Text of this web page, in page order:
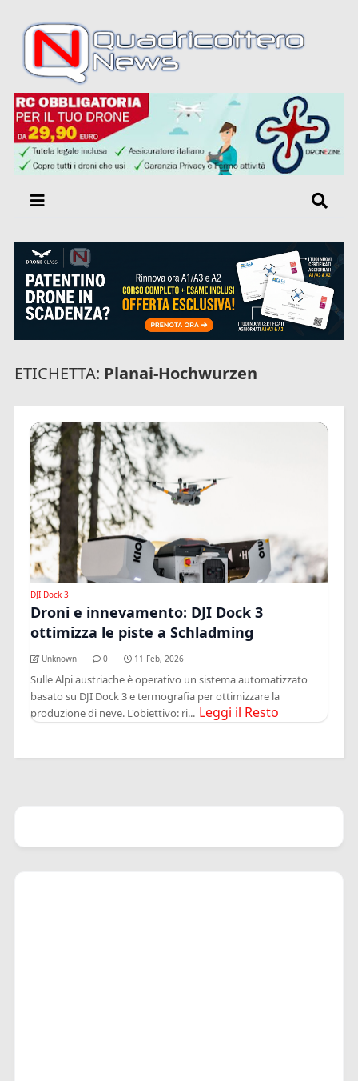
ETICHETTA: Planai-Hochwurzen
DJI Dock 3
Droni e innevamento: DJI Dock 3
ottimizza le piste a Schladming
Unknown 0 11 Feb, 2026
Sulle Alpi austriache è operativo un sistema automatizzato
basato su DJI Dock 3 e termografia per ottimizzare la
produzione di neve. L'obiettivo: ri... Leggi il Resto